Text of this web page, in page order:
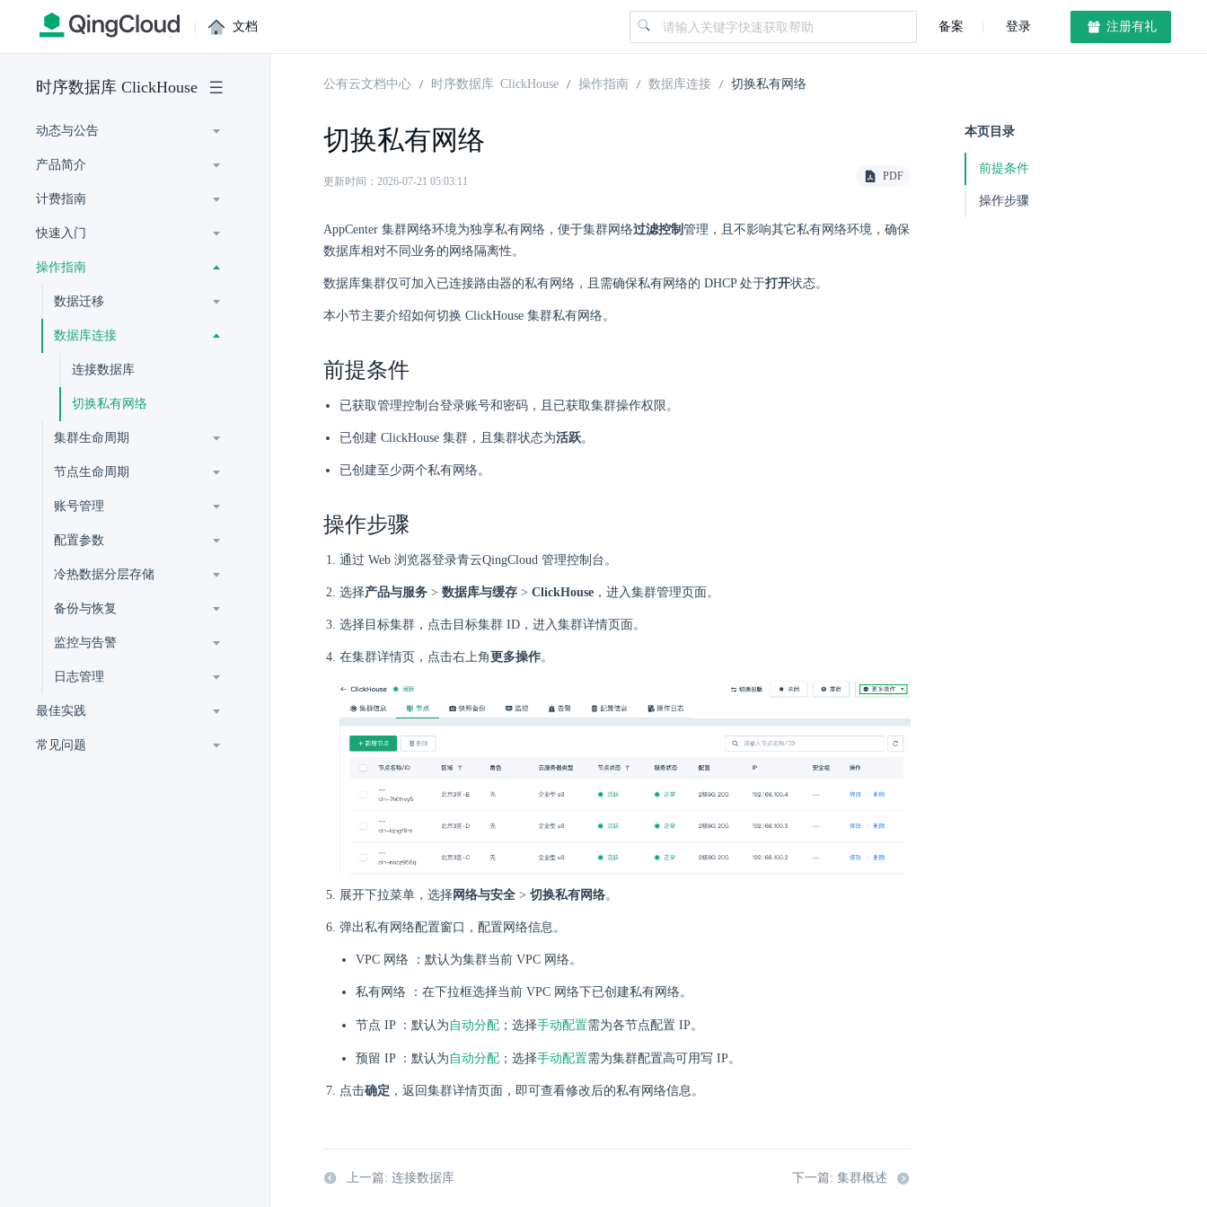
| 文档 备案 登录 注册有礼
时序数据库 ClickHouse
动态与公告
产品简介
计费指南
快速入门
操作指南
数据迁移
数据库连接
连接数据库
切换私有网络
集群生命周期
节点生命周期
账号管理
配置参数
冷热数据分层存储
备份与恢复
监控与告警
日志管理
最佳实践
常见问题
公有云文档中心 时序数据库 ClickHouse 操作指南 数据库连接 切换私有网络
切换私有网络
更新时间：2026-07-21 05:03:11 PDF
AppCenter 集群网络环境为独享私有网络，便于集群网络过滤控制 管理，且不影响其它私有网络环境，确保
数据库相对不同业务的网络隔离性。
数据库集群仅可加入已连接路由器的私有网络，且需确保私有网络的 DHCP 处于打开状态。
本小节主要介绍如何切换 ClickHouse 集群私有网络。
前提条件
已获取管理控制台登录账号和密码，且已获取集群操作权限。
已创建 ClickHouse 集群，且集群状态为活跃。
已创建至少两个私有网络。
操作步骤
通过 Web 浏览器登录青云QingCloud 管理控制台。
选择产品与服务 > 数据库与缓存 > ClickHouse ，进入集群管理页面。
选择目标集群，点击目标集群 ID，进入集群详情页面。
在集群详情页，点击右上角 更多操作。
展开下拉菜单，选择网络与安全 > 切换私有网络。
弹出私有网络配置窗口，配置网络信息。
VPC 网络 ：默认为集群当前 VPC 网络。
私有网络 ：在下拉框选择当前 VPC 网络下已创建私有网络。
节点 IP ：默认为 自动分配 ；选择手动配置需为各节点配置 IP。
预留 IP ：默认为 自动分配 ；选择手动配置需为集群配置高可用写 IP。
点击确定 ，返回集群详情页面，即可查看修改后的私有网络信息。
上一篇: 连接数据库 下一篇: 集群概述
本页目录
前提条件
操作步骤